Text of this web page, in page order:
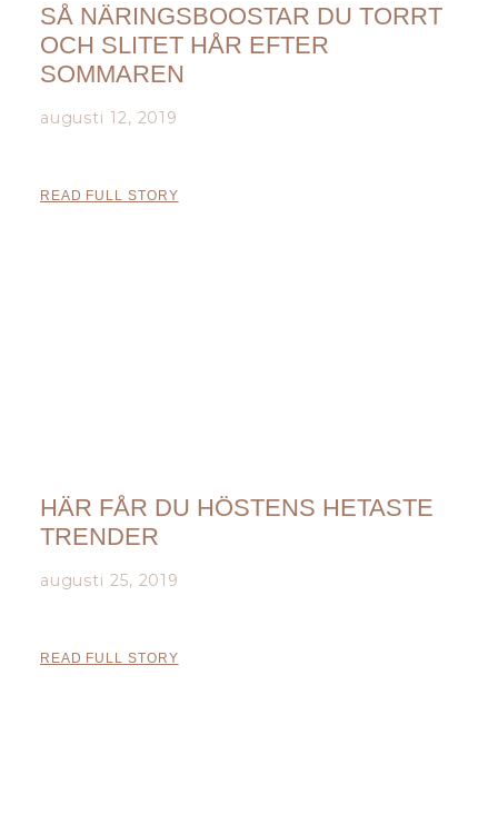
SÅ NÄRINGSBOOSTAR DU TORRT
OCH SLITET HÅR EFTER
SOMMAREN
augusti 12, 2019
READ FULL STORY
HÄR FÅR DU HÖSTENS HETASTE
TRENDER
augusti 25, 2019
READ FULL STORY